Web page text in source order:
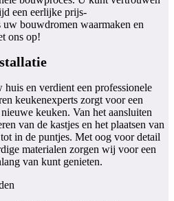
een eerlijke prijs-
bouwdromen waarmaken en
ons op!
en verdient een professionele
keukenexperts zorgt voor een
keuken. Van het aansluiten
van de kastjes en het plaatsen van
in de puntjes. Met oog voor detail
materialen zorgen wij voor een
van kunt genieten.